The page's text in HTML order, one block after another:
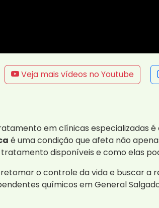
Veja mais vídeos no Youtube
em clínicas especializadas
é uma condição que afeta não
disponíveis e como elas
o controle da vida e buscar a
químicos em General